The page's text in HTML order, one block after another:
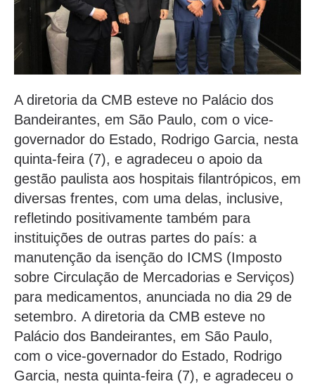
A diretoria da CMB esteve no Palácio dos
Bandeirantes, em São Paulo, com o vice-
governador do Estado, Rodrigo Garcia, nesta
quinta-feira (7), e agradeceu o apoio da
gestão paulista aos hospitais filantrópicos, em
diversas frentes, com uma delas, inclusive,
refletindo positivamente também para
instituições de outras partes do país: a
manutenção da isenção do ICMS (Imposto
sobre Circulação de Mercadorias e Serviços)
para medicamentos, anunciada no dia 29 de
setembro. A diretoria da CMB esteve no
Palácio dos Bandeirantes, em São Paulo,
com o vice-governador do Estado, Rodrigo
Garcia, nesta quinta-feira (7), e agradeceu o